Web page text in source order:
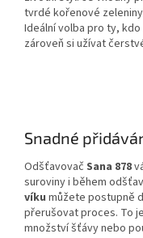
tvrdé kořenové
Ideální volba pro ty,
zároveň si užívat
Snadné
Odšťavovač Sana 878
suroviny i během
víku můžete postupně
přerušovat proces. To
množství šťávy nebo